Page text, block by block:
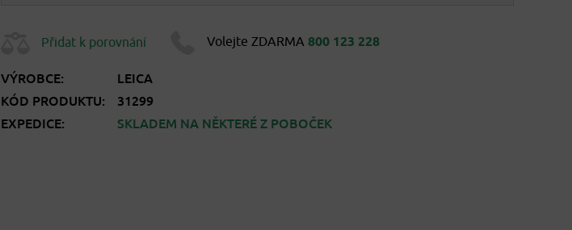
Přidat k porovnání Volejte ZDARMA 800 123 228
VÝROBCE:
LEICA
KÓD PRODUKTU:
31299
EXPEDICE:
SKLADEM NA NĚKTERÉ Z POBOČEK